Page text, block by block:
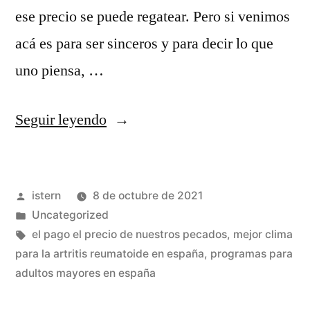
ese precio se puede regatear. Pero si venimos
acá es para ser sinceros y para decir lo que
uno piensa, …
Seguir leyendo«camiseta
bryant»
Publicado
por
istern
8 de octubre de 2021
Publicado
en
Uncategorized
Etiquetas:
el pago el precio de nuestros pecados, mejor clima
para la artritis reumatoide en españa, programas para
adultos mayores en españa